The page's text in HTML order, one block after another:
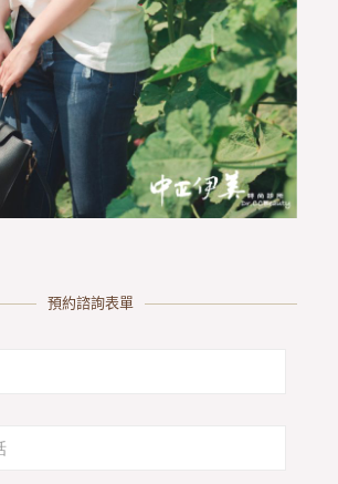
預約諮詢表單